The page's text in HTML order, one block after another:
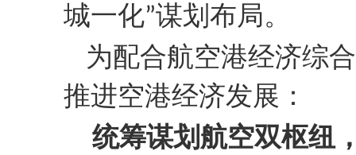
城一化”谋划布局。
为配合航空港经济综
推进空港经济发展：
统筹谋划航空双枢纽